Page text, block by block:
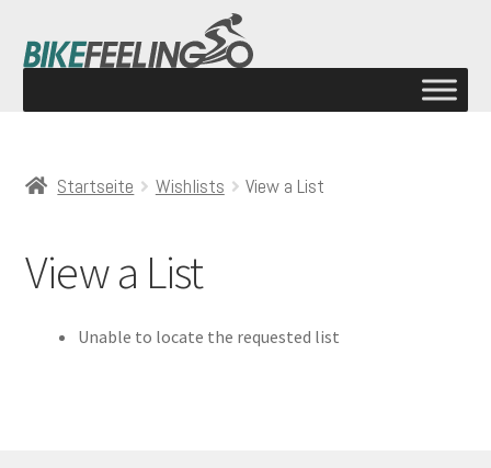
Startseite Wishlists View a List
View a List
Unable to locate the requested list